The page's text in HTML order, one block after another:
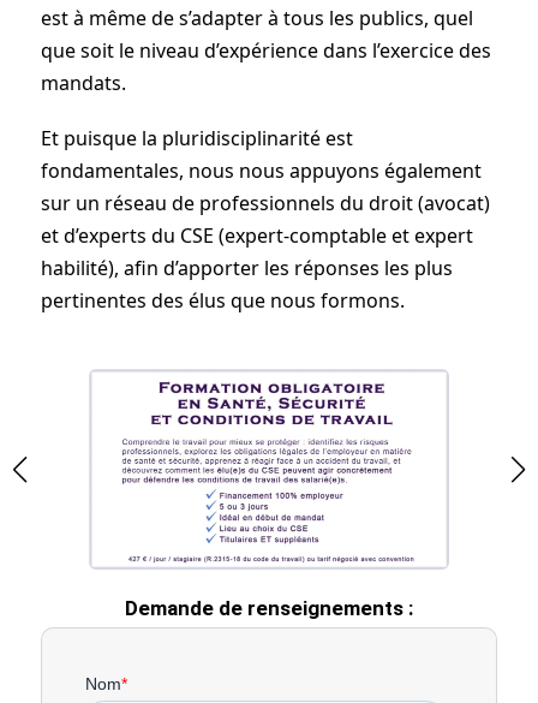
est à même de s’adapter à tous les publics, quel
que soit le niveau d’expérience dans l’exercice des
mandats.
Et puisque la pluridisciplinarité est
fondamentales, nous nous appuyons également
sur un réseau de professionnels du droit (avocat)
et d’experts du CSE (expert-comptable et expert
habilité), afin d’apporter les réponses les plus
pertinentes des élus que nous formons.
Demande de renseignements :